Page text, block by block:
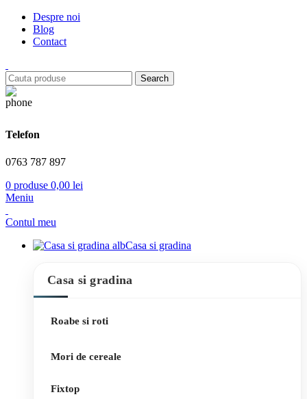
Despre noi
Blog
Contact
Search
Telefon
0763 787 897
0 produse 0,00 lei
Meniu
Contul meu
Casa si gradina
Casa si gradina
Roabe si roti
Mori de cereale
Fixtop